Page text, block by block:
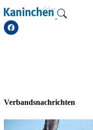
Zum
Inhalt
springen
Verbandsnachrichten